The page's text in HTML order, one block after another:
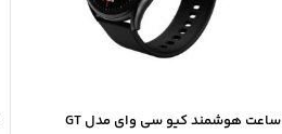
ساعت هوشمند کیو سی وای مدل GT